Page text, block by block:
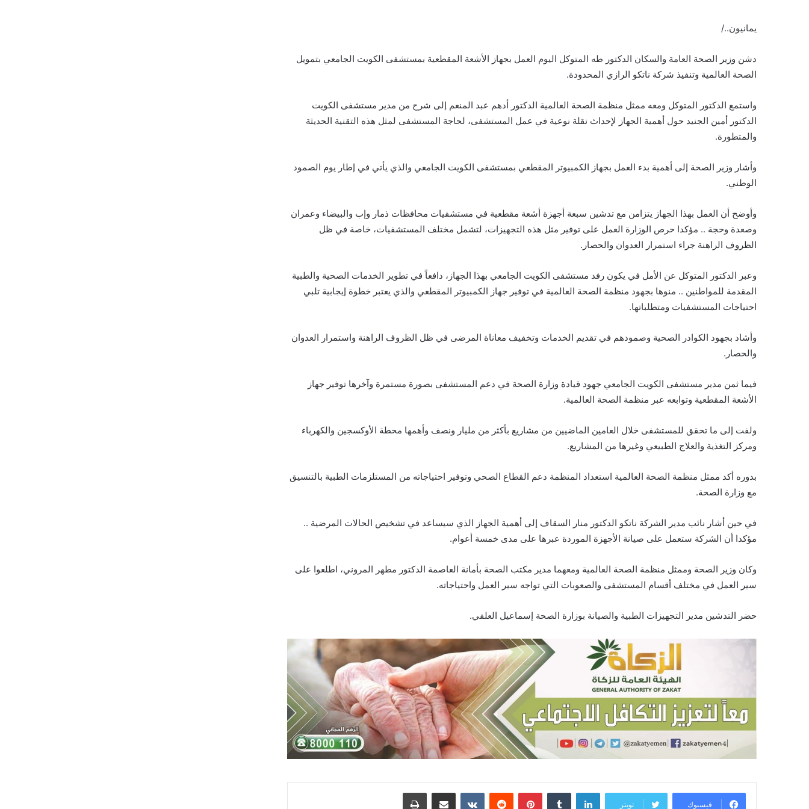
يمانيون../
دشن وزير الصحة العامة والسكان الدكتور طه المتوكل اليوم العمل بجهاز الأشعة المقطعية بمستشفى الكويت الجامعي بتمويل
الصحة العالمية وتنفيذ شركة ناتكو الرازي المحدودة.
واستمع الدكتور المتوكل ومعه ممثل منظمة الصحة العالمية الدكتور أدهم عبد المنعم إلى شرح من مدير مستشفى الكويت
الدكتور أمين الجنيد حول أهمية الجهاز لإحداث نقلة نوعية في عمل المستشفى، لحاجة المستشفى لمثل هذه التقنية الحديثة
والمتطورة.
وأشار وزير الصحة إلى أهمية بدء العمل بجهاز الكمبيوتر المقطعي بمستشفى الكويت الجامعي والذي يأتي في إطار يوم الصمود
الوطني.
وأوضح أن العمل بهذا الجهاز يتزامن مع تدشين سبعة أجهزة أشعة مقطعية في مستشفيات محافظات ذمار وإب والبيضاء وعمران
وصعدة وحجة .. مؤكدا حرص الوزارة العمل على توفير مثل هذه التجهيزات، لتشمل مختلف المستشفيات، خاصة في ظل
الظروف الراهنة جراء استمرار العدوان والحصار.
وعبر الدكتور المتوكل عن الأمل في يكون رفد مستشفى الكويت الجامعي بهذا الجهاز، دافعاً في تطوير الخدمات الصحية والطبية
المقدمة للمواطنين .. منوها بجهود منظمة الصحة العالمية في توفير جهاز الكمبيوتر المقطعي والذي يعتبر خطوة إيجابية تلبي
احتياجات المستشفيات ومتطلباتها.
وأشاد بجهود الكوادر الصحية وصمودهم في تقديم الخدمات وتخفيف معاناة المرضى في ظل الظروف الراهنة واستمرار العدوان
والحصار.
فيما ثمن مدير مستشفى الكويت الجامعي جهود قيادة وزارة الصحة في دعم المستشفى بصورة مستمرة وآخرها توفير جهاز
الأشعة المقطعية وتوابعه عبر منظمة الصحة العالمية.
ولفت إلى ما تحقق للمستشفى خلال العامين الماضيين من مشاريع بأكثر من مليار ونصف وأهمها محطة الأوكسجين والكهرباء
ومركز التغذية والعلاج الطبيعي وغيرها من المشاريع.
بدوره أكد ممثل منظمة الصحة العالمية استعداد المنظمة دعم القطاع الصحي وتوفير احتياجاته من المستلزمات الطبية بالتنسيق
مع وزارة الصحة.
في حين أشار نائب مدير الشركة ناتكو الدكتور منار السقاف إلى أهمية الجهاز الذي سيساعد في تشخيص الحالات المرضية ..
مؤكدا أن الشركة ستعمل على صيانة الأجهزة الموردة عبرها على مدى خمسة أعوام.
وكان وزير الصحة وممثل منظمة الصحة العالمية ومعهما مدير مكتب الصحة بأمانة العاصمة الدكتور مطهر المروني، اطلعوا على
سير العمل في مختلف أقسام المستشفى والصعوبات التي تواجه سير العمل واحتياجاته.
حضر التدشين مدير التجهيزات الطبية والصيانة بوزارة الصحة إسماعيل العلفي.
فيسبوك تويتر
لينكدإن بينتيريست